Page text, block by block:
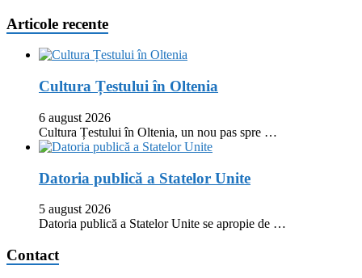
Articole recente
Cultura Țestului în Oltenia
6 august 2026
Cultura Țestului în Oltenia, un nou pas spre …
Datoria publică a Statelor Unite
5 august 2026
Datoria publică a Statelor Unite se apropie de …
Contact